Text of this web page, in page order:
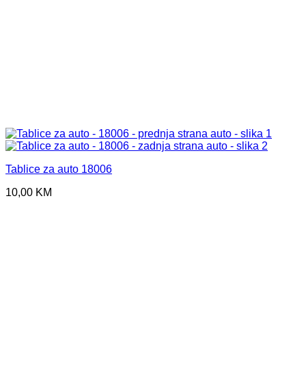
Tablice za auto 18006
10,00 KM